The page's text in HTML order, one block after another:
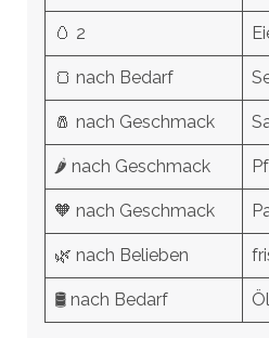
🥚 2
🍞 nach Bedarf
🧂 nach Geschmack
🌶️ nach Geschmack
🧡 nach Geschmack
🌿 nach Belieben
🛢️ nach Bedarf